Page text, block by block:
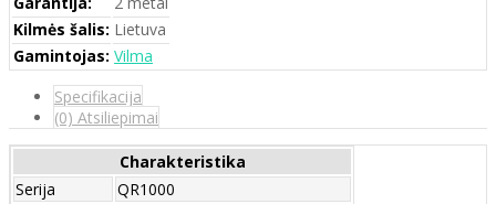
Kilmės šalis: Lietuva
Gamintojas: Vilma
Specifikacija
(0) Atsiliepimai
Charakteristika
Serija
QR1000